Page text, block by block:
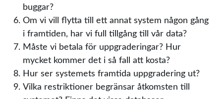
buggar?
Om vi ​​vill flytta till ett annat system någon gång
i framtiden, har vi full tillgång till vår data?
Måste vi betala för uppgraderingar? Hur
mycket kommer det i så fall att kosta?
Hur ser systemets framtida uppgradering ut?
Vilka restriktioner begränsar åtkomsten till